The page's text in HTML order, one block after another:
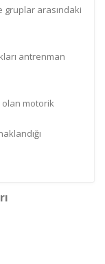
gruplar arasındaki
antrenman
olan motorik